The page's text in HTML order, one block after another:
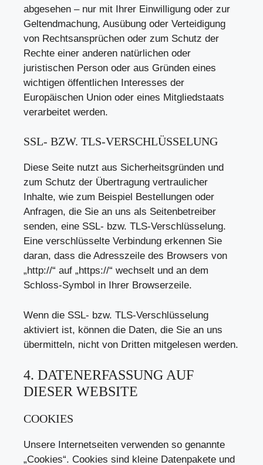
abgesehen – nur mit Ihrer Einwilligung oder zur
Geltendmachung, Ausübung oder Verteidigung
von Rechtsansprüchen oder zum Schutz der
Rechte einer anderen natürlichen oder
juristischen Person oder aus Gründen eines
wichtigen öffentlichen Interesses der
Europäischen Union oder eines Mitgliedstaats
verarbeitet werden.
SSL- BZW. TLS-VERSCHLÜSSELUNG
Diese Seite nutzt aus Sicherheitsgründen und
zum Schutz der Übertragung vertraulicher
Inhalte, wie zum Beispiel Bestellungen oder
Anfragen, die Sie an uns als Seitenbetreiber
senden, eine SSL- bzw. TLS-Verschlüsselung.
Eine verschlüsselte Verbindung erkennen Sie
daran, dass die Adresszeile des Browsers von
„http://“ auf „https://“ wechselt und an dem
Schloss-Symbol in Ihrer Browserzeile.
Wenn die SSL- bzw. TLS-Verschlüsselung
aktiviert ist, können die Daten, die Sie an uns
übermitteln, nicht von Dritten mitgelesen werden.
4. DATENERFASSUNG AUF
DIESER WEBSITE
COOKIES
Unsere Internetseiten verwenden so genannte
„Cookies“. Cookies sind kleine Datenpakete und